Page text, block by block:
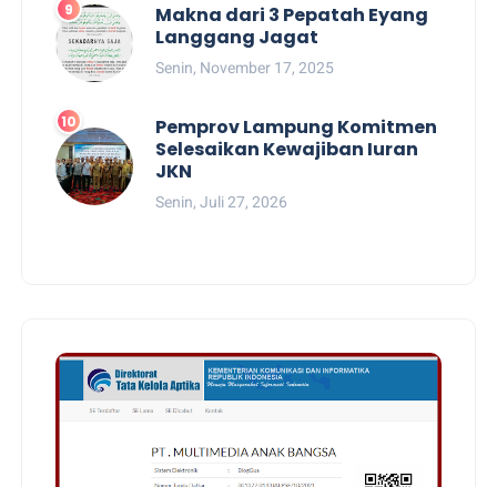
Makna dari 3 Pepatah Eyang
Langgang Jagat
Senin, November 17, 2025
Pemprov Lampung Komitmen
Selesaikan Kewajiban Iuran
JKN
Senin, Juli 27, 2026